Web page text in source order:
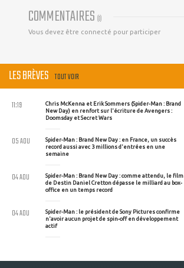
COMMENTAIRES (0)
Vous devez être connecté pour participer
LES BRÈVES TOUT VOIR
Chris McKenna et Erik Sommers (Spider-Man : Brand
New Day) en renfort sur l'écriture de Avengers :
Doomsday et Secret Wars
11:19
Spider-Man : Brand New Day : en France, un succès
record aussi avec 3 millions d'entrées en une
semaine
05 AOU
Spider-Man : Brand New Day : comme attendu, le film
de Destin Daniel Cretton dépasse le milliard au box-
office en un temps record
04 AOU
Spider-Man : le président de Sony Pictures confirme
n'avoir aucun projet de spin-off en développement
actif
04 AOU